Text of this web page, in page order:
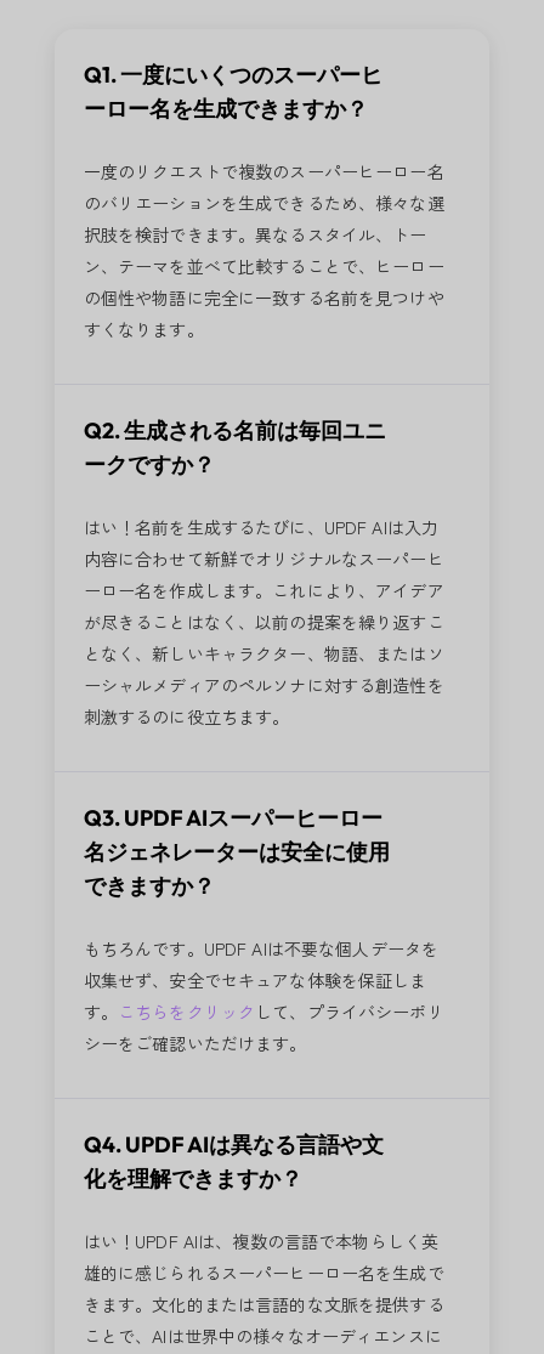
Q1. 一度にいくつのスーパーヒ
ーロー名を生成できますか？
一度のリクエストで複数のスーパーヒーロー名
のバリエーションを生成できるため、様々な選
択肢を検討できます。異なるスタイル、トー
ン、テーマを並べて比較することで、ヒーロー
の個性や物語に完全に一致する名前を見つけや
すくなります。
Q2. 生成される名前は毎回ユニ
ークですか？
はい！名前を生成するたびに、UPDF AIは入力
内容に合わせて新鮮でオリジナルなスーパーヒ
ーロー名を作成します。これにより、アイデア
が尽きることはなく、以前の提案を繰り返すこ
となく、新しいキャラクター、物語、またはソ
ーシャルメディアのペルソナに対する創造性を
刺激するのに役立ちます。
Q3. UPDF AIスーパーヒーロー
名ジェネレーターは安全に使用
できますか？
もちろんです。UPDF AIは不要な個人データを
収集せず、安全でセキュアな体験を保証しま
す。 こちらをクリック して、プライバシーポリ
シーをご確認いただけます。
Q4. UPDF AIは異なる言語や文
化を理解できますか？
はい！UPDF AIは、複数の言語で本物らしく英
雄的に感じられるスーパーヒーロー名を生成で
きます。文化的または言語的な文脈を提供する
ことで、AIは世界中の様々なオーディエンスに